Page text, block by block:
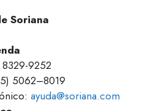
Soriana
9252
5062–8019
ayuda@soriana.com